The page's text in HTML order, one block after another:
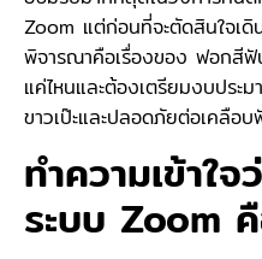
Zoom แต่ก่อนที่จะตัดสินใจเ
พิจารณาคือเรื่องของ ฟอกสี
แค่ไหนและต้องเตรียมงบประ
ขาวเป๊ะและปลอดภัยต่อเคลือ
ทำความเข้าใ
ระบบ Zoom คื